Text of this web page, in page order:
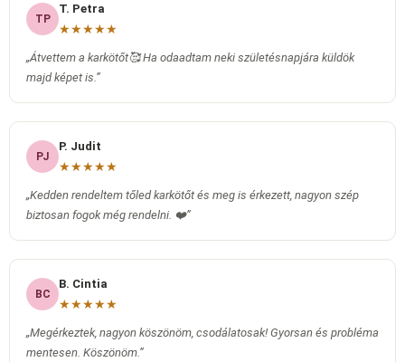
TP
T. Petra
★★★★★
„Átvettem a karkötőt🥰 Ha odaadtam neki születésnapjára küldök
majd képet is.”
PJ
P. Judit
★★★★★
„Kedden rendeltem tőled karkötőt és meg is érkezett, nagyon szép
biztosan fogok még rendelni. ❤️”
BC
B. Cintia
★★★★★
„Megérkeztek, nagyon köszönöm, csodálatosak! Gyorsan és probléma
mentesen. Köszönöm.”